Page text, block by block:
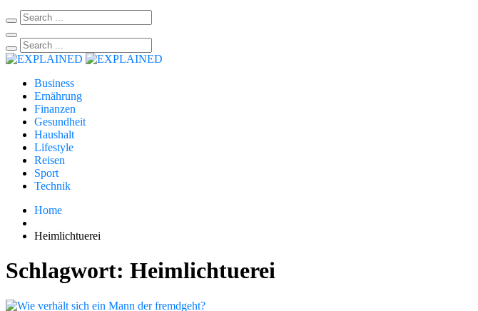
Business
Ernährung
Finanzen
Gesundheit
Haushalt
Lifestyle
Reisen
Sport
Technik
Home
Heimlichtuerei
Schlagwort: Heimlichtuerei